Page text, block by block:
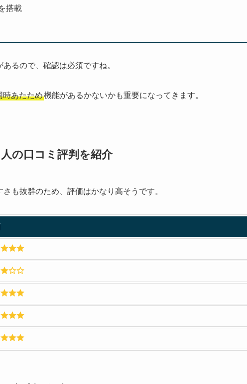
搭載
るので、確認は必須ですね。
時あたため機能があるかないかも重要になってきます。
の口コミ評判を紹介
も抜群のため、評価はかなり高そうです。